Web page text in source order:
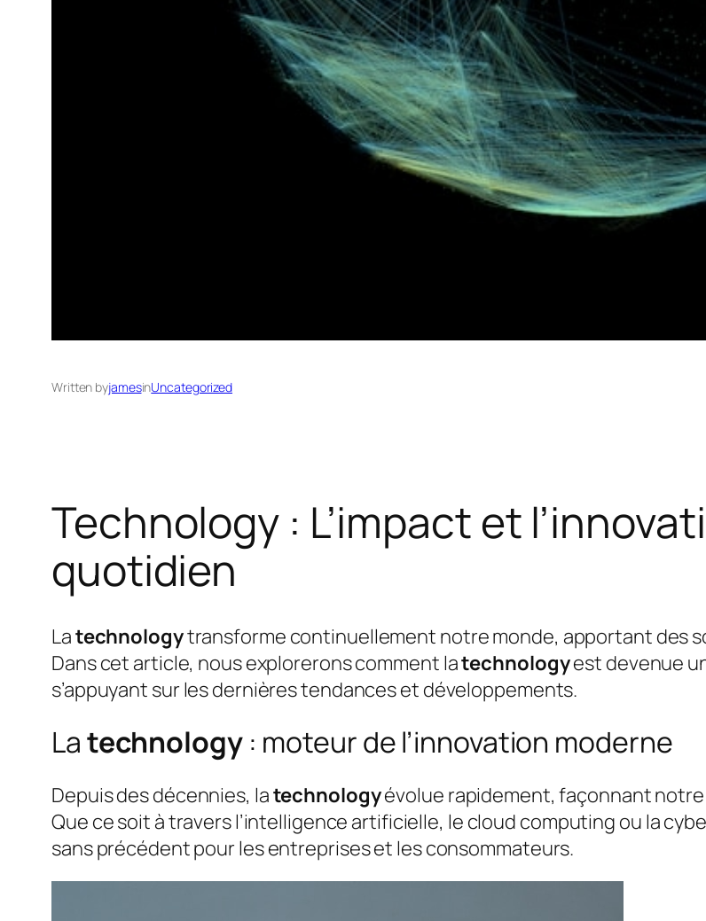
Written byjamesinUncategorized
Technology : L’impact et
quotidien
Latechnologytransforme continuellement notre monde, apportant des
Dans cet article, nous explorerons comment latechnologyest devenue
s’appuyant sur les dernières tendances et développements.
Latechnology: moteur de l’innovation moderne
Depuis des décennies, latechnologyévolue rapidement, façonnant
Que ce soit à travers l’intelligence artificielle, le cloud computing ou la
sans précédent pour les entreprises et les consommateurs.